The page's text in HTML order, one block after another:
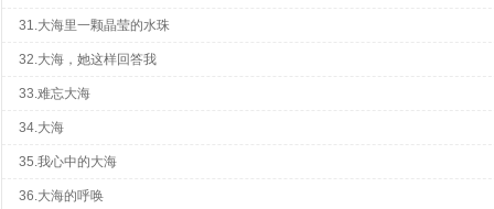
31.大海里一颗晶莹的水珠
32.大海，她这样回答我
33.难忘大海
34.大海
35.我心中的大海
36.大海的呼唤